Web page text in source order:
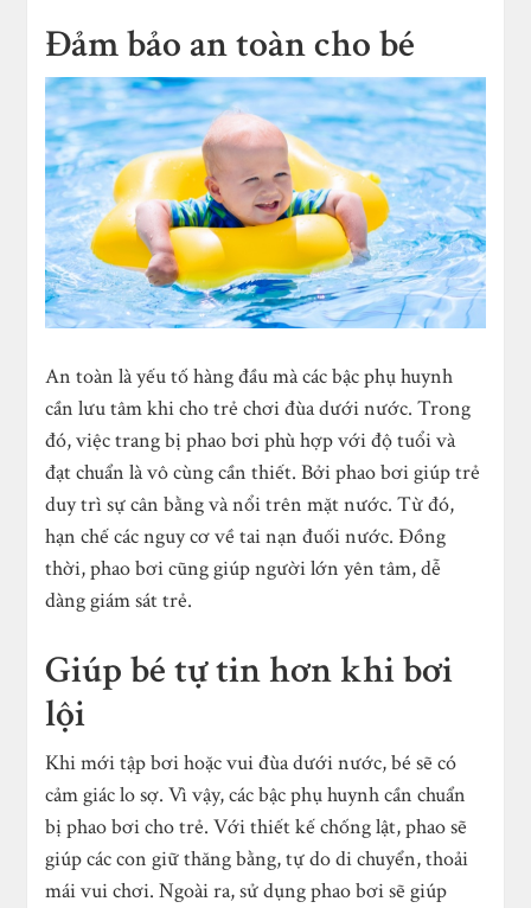
Đảm bảo an toàn cho bé
An toàn là yếu tố hàng đầu mà các bậc phụ huynh
cần lưu tâm khi cho trẻ chơi đùa dưới nước. Trong
đó, việc trang bị phao bơi phù hợp với độ tuổi và
đạt chuẩn là vô cùng cần thiết. Bởi phao bơi giúp trẻ
duy trì sự cân bằng và nổi trên mặt nước. Từ đó,
hạn chế các nguy cơ về tai nạn đuối nước. Đồng
thời, phao bơi cũng giúp người lớn yên tâm, dễ
dàng giám sát trẻ.
Giúp bé tự tin hơn khi bơi
lội
Khi mới tập bơi hoặc vui đùa dưới nước, bé sẽ có
cảm giác lo sợ. Vì vậy, các bậc phụ huynh cần chuẩn
bị phao bơi cho trẻ. Với thiết kế chống lật, phao sẽ
giúp các con giữ thăng bằng, tự do di chuyển, thoải
mái vui chơi. Ngoài ra, sử dụng phao bơi sẽ giúp